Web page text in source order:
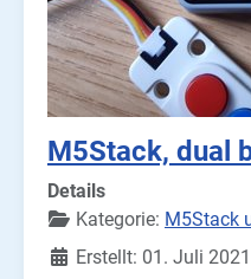
M5Stack, dual
Details
Kategorie: M5Stack
Erstellt: 01. Juli 2021